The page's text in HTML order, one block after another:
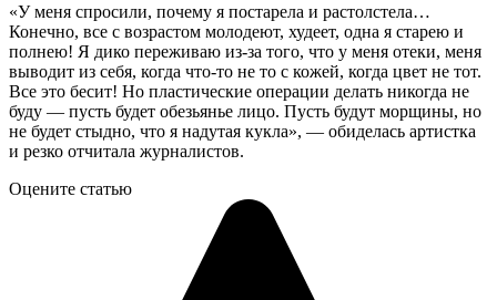
«У меня спросили, почему я постарела и растолстела…
Конечно, все с возрастом молодеют, худеет, одна я старею и
полнею! Я дико переживаю из-за того, что у меня отеки, меня
выводит из себя, когда что-то не то с кожей, когда цвет не тот.
Все это бесит! Но пластические операции делать никогда не
буду — пусть будет обезьянье лицо. Пусть будут морщины, но
не будет стыдно, что я надутая кукла», — обиделась артистка
и резко отчитала журналистов.
Оцените статью